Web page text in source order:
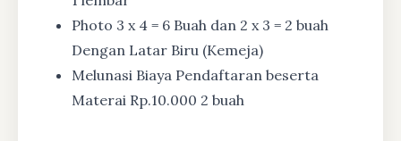
Photo 3 x 4 = 6 Buah dan 2 x 3 = 2 buah
Dengan Latar Biru (Kemeja)
Melunasi Biaya Pendaftaran beserta
Materai Rp.10.000 2 buah